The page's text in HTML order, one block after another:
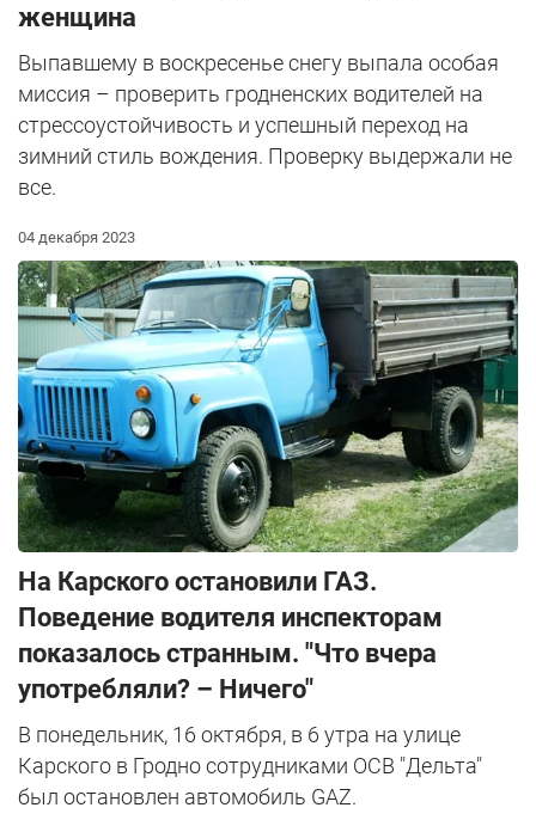
женщина
Выпавшему в воскресенье снегу выпала особая
миссия – проверить гродненских водителей на
стрессоустойчивость и успешный переход на
зимний стиль вождения. Проверку выдержали не
все.
04 декабря 2023
На Карского остановили ГАЗ.
Поведение водителя инспекторам
показалось странным. "Что вчера
употребляли? – Ничего"
В понедельник, 16 октября, в 6 утра на улице
Карского в Гродно сотрудниками ОСВ "Дельта"
был остановлен автомобиль GAZ.